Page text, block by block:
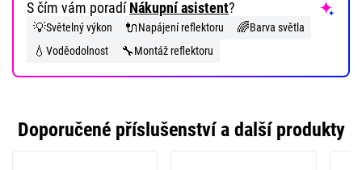
S čím vám poradíNákupní asistent?
💡Světelný výkon 🔌Napájení reflektoru 🌈Barva světla
💧 Voděodolnost 🔧Montáž reflektoru
Doporučené příslušenství a další produkty